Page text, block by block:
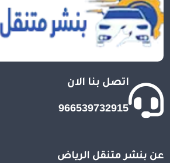
اتصل بنا الان
966539732915
عن بنشر متنقل الرياض